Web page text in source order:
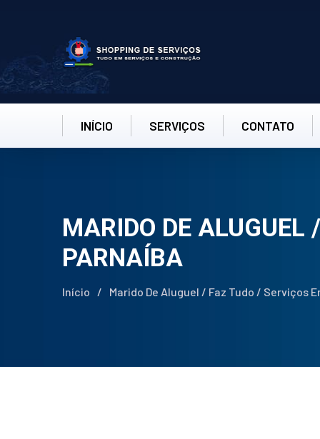
INÍCIO SERVIÇOS CONTATO
MARIDO DE ALUGUEL
PARNAÍBA
Início / Marido De Aluguel / Faz Tudo / Serviços